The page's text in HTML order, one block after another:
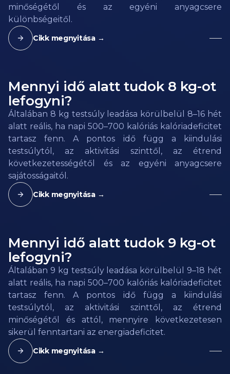
minőségétől és az egyéni anyagcsere
különbségeitől.
Cikk megnyitása →
Mennyi idő alatt tudok 8 kg-ot
lefogyni?
Általában 8 kg testsúly leadása körülbelül 8–16 hét
alatt reális, ha napi 500–700 kalóriás kalóriadeficitet
tartasz fenn. A pontos idő függ a kiindulási
testsúlytól, az aktivitási szinttől, az étrend
következetességétől és az egyéni anyagcsere
sajátosságaitól.
Cikk megnyitása →
Mennyi idő alatt tudok 9 kg-ot
lefogyni?
Általában 9 kg testsúly leadása körülbelül 9–18 hét
alatt reális, ha napi 500–700 kalóriás kalóriadeficitet
tartasz fenn. A pontos idő függ a kiindulási
testsúlytól, az aktivitási szinttől, az étrend
minőségétől és attól, mennyire következetesen
sikerül fenntartani az energiadeficitet.
Cikk megnyitása →